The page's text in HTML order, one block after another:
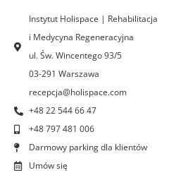
Instytut Holispace | Rehabilitacja
i Medycyna Regeneracyjna
ul. Św. Wincentego 93/5
03-291 Warszawa
recepcja@holispace.com
+48 22 544 66 47
+48 797 481 006
Darmowy parking dla klientów
Umów się